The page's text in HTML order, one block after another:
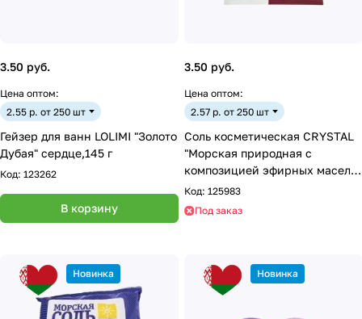
3.50 руб.
Цена оптом:
2.55 р. от 250 шт
Гейзер для ванн LOLIMI "Золото
Дубая" сердце,145 г
Код: 123262
В корзину
3.50 руб.
Цена оптом:
2.57 р. от 250 шт
Соль косметическая CRYSTAL
"Морская природная с
композицией эфирных масел",
1 кг (антистресс)
Код: 125983
Под заказ
Новинка Новинка